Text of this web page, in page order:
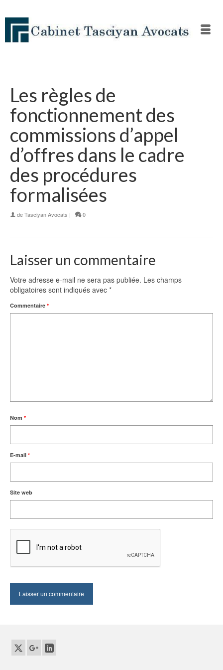
Les règles de
fonctionnement des
commissions d’appel
d’offres dans le cadre
des procédures
formalisées
deTasciyan Avocats | 0
Laisser un commentaire
Votre adresse e-mail ne sera pas publiée. Les champs
obligatoires sont indiqués avec *
Commentaire *
Nom *
E-mail *
Site web